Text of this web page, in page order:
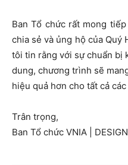
Ban Tổ chức rất mong
chia sẻ và ủng hộ của Quý
tôi tin rằng với sự chuẩn bị
dung, chương trình sẽ
hiệu quả hơn cho tất cả
Trân trọng,
Ban Tổ chức VNIA |